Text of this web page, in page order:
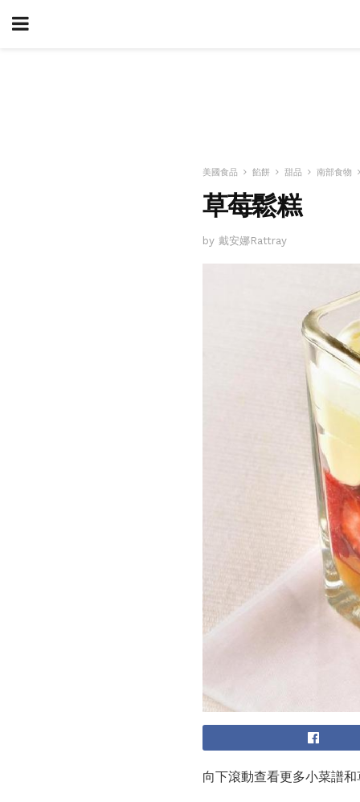
美國食品 餡餅 甜品 南部食物
草莓鬆糕
by 戴安娜Rattray
向下滾動查看更多小菜譜和